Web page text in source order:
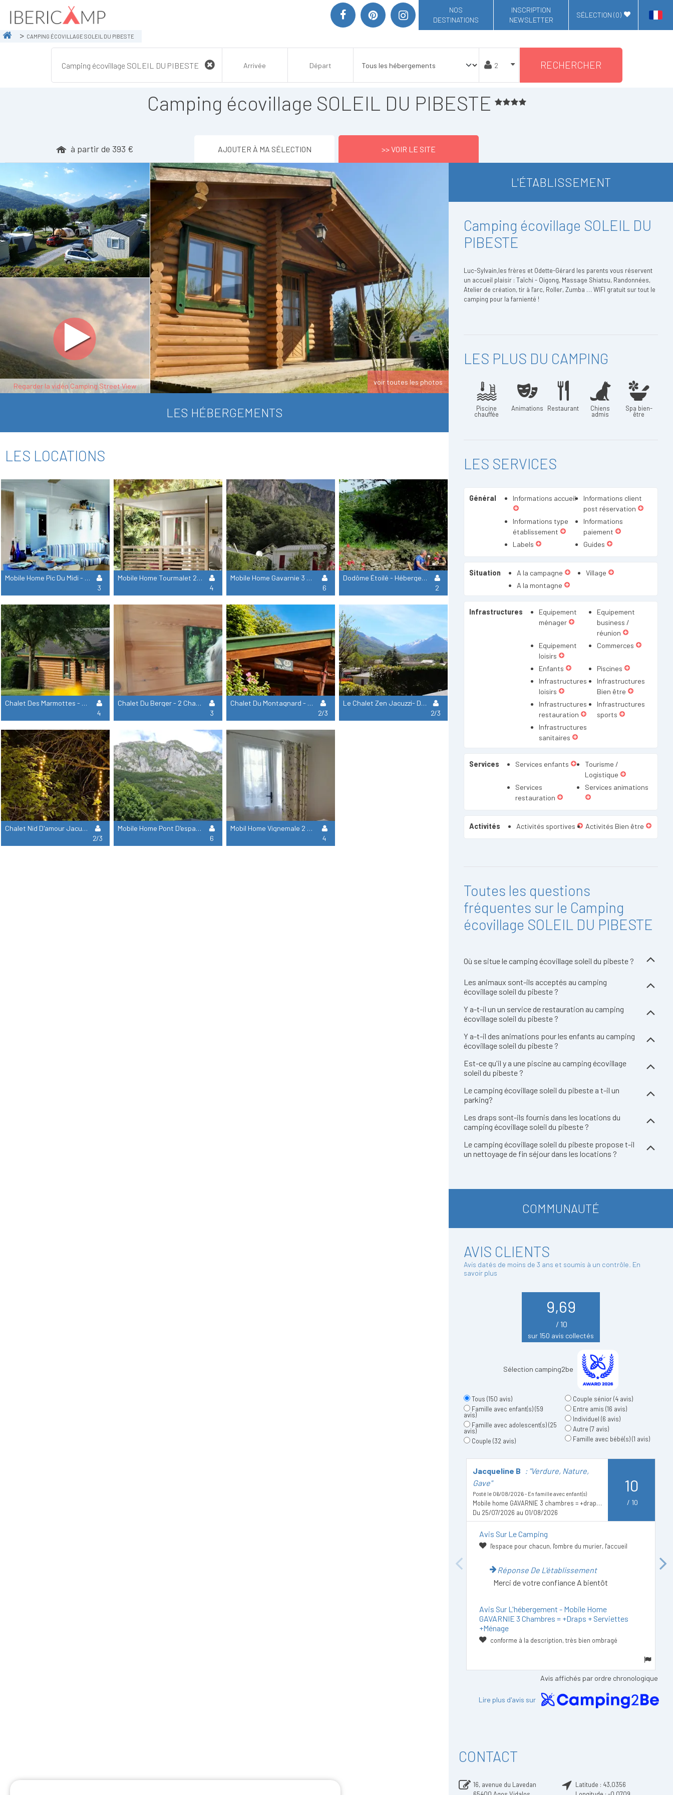
NOS
DESTINATIONS
INSCRIPTION
NEWSLETTER
SÉLECTION (0)
CAMPING ÉCOVILLAGE SOLEIL DU PIBESTE
RECHERCHER
Camping écovillage SOLEIL DU PIBESTE
à partir de 393 € AJOUTER À MA SÉLECTION >> VOIR LE SITE
Regarder la vidéo Camping Street View voir toutes les photos
LES HÉBERGEMENTS
LES LOCATIONS
Mobile Home Pic Du Midi - 2 Chambres = Draps + Serviettes +Ménage
3
Mobile Home Tourmalet 2 Chambres = Draps + Serviettes +Ménage
4
Mobile Home Gavarnie 3 Chambres = +Draps + Serviettes +Ménage
6
Dodôme Étoilé - Hébergement Insolite
2
Chalet Des Marmottes - 2 Chambres = Draps + Serviettes +Ménage
4
Chalet Du Berger - 2 Chambres = Draps + Serviettes +Ménage
3
Chalet Du Montagnard - 2 Chambres =Draps + Serviettes +Ménage
2/3
Le Chalet Zen Jacuzzi- Draps + Serviettes +Ménage
2/3
Chalet Nid D'amour Jacuzzi + Draps + Serviettes +Ménage
2/3
Mobile Home Pont D'espagne 3 Chambres, 2 Salles De Bain = Draps + Serviettes + Ménage
6
Mobil Home Vignemale 2 Chambres = Draps + Serviettes +Ménage 4 Pers
4
L'ÉTABLISSEMENT
Camping écovillage SOLEIL DU
PIBESTE
Luc-Sylvain,les frères et Odette-Gérard les parents vous réservent
un accueil plaisir : Taïchi - Qigong, Massage Shiatsu, Randonnées,
Atelier de création, tir à l'arc, Roller, Zumba … WIFI gratuit sur tout le
camping pour la farnienté !
LES PLUS DU CAMPING
Piscine
chauffée
Animations Restaurant Chiens
admis
Spa bien-
être
LES SERVICES
Général Informations accueil
Informations client
post réservation
Informations type
établissement
Informations
paiement
Labels
Guides
Situation A la campagne
Village
A la montagne
Infrastructures
Equipement
ménager
Equipement
business /
réunion
Equipement
loisirs
Commerces
Enfants
Piscines
Infrastructures
loisirs
Infrastructures
Bien être
Infrastructures
restauration
Infrastructures
sports
Infrastructures
sanitaires
Services Services enfants
Tourisme /
Logistique
Services
restauration
Services animations
Activités Activités sportives Activités Bien être
Toutes les questions
fréquentes sur le Camping
écovillage SOLEIL DU PIBESTE
Où se situe le camping écovillage soleil du pibeste ?
Les animaux sont-ils acceptés au camping
écovillage soleil du pibeste ?
Y a-t-il un un service de restauration au camping
écovillage soleil du pibeste ?
Y a-t-il des animations pour les enfants au camping
écovillage soleil du pibeste ?
Est-ce qu'il y a une piscine au camping écovillage
soleil du pibeste ?
Le camping écovillage soleil du pibeste a t-il un
parking?
Les draps sont-ils fournis dans les locations du
camping écovillage soleil du pibeste ?
Le camping écovillage soleil du pibeste propose t-il
un nettoyage de fin séjour dans les locations ?
COMMUNAUTÉ
AVIS CLIENTS
Avis datés de moins de 3 ans et soumis à un contrôle. En
savoir plus
9,69
/ 10
sur 150 avis collectés
Sélection camping2be
Tous (150 avis)
Famille avec enfant(s)(59
avis)
Famille avec adolescent(s)(25
avis)
Couple (32 avis)
Couple sénior(4 avis)
Entre amis (16 avis)
Individuel (6 avis)
Autre (7 avis)
Famille avec bébé(s)(1 avis)
Previous
Jacqueline B : "Verdure, Nature,
Gave"
Posté le 06/08/2026 - En famille avec enfant(s)
Mobile home GAVARNIE 3 chambres = +draps + serviettes +ménage
Du 25/07/2026 au 01/08/2026
10
/ 10
Avis Sur Le Camping
l'espace pour chacun, l'ombre du murier, l'accueil
Réponse De L'établissement
Merci de votre confiance A bientôt
Avis Sur L'hébergement - Mobile Home
GAVARNIE 3 Chambres = +draps + Serviettes
+ménage
conforme à la description, très bien ombragé
Next
Avis affichés par ordre chronologique
Lire plus d'avis sur
CONTACT
16, avenue du Lavedan
Latitude : 43,0356